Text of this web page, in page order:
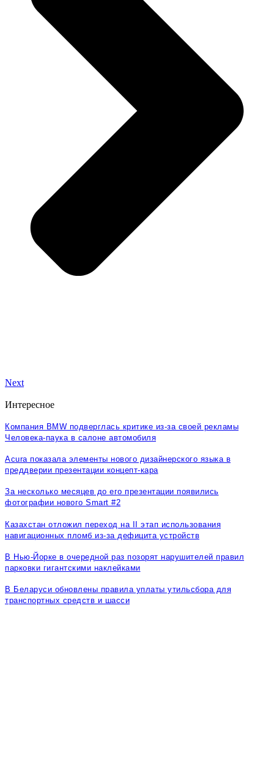
Next
Интересное
Компания BMW подверглась критике из-за своей рекламы
Человека-паука в салоне автомобиля
Acura показала элементы нового дизайнерского языка в
преддверии презентации концепт-кара
За несколько месяцев до его презентации появились
фотографии нового Smart #2
Казахстан отложил переход на II этап использования
навигационных пломб из-за дефицита устройств
В Нью-Йорке в очередной раз позорят нарушителей правил
парковки гигантскими наклейками
В Беларуси обновлены правила уплаты утильсбора для
транспортных средств и шасси